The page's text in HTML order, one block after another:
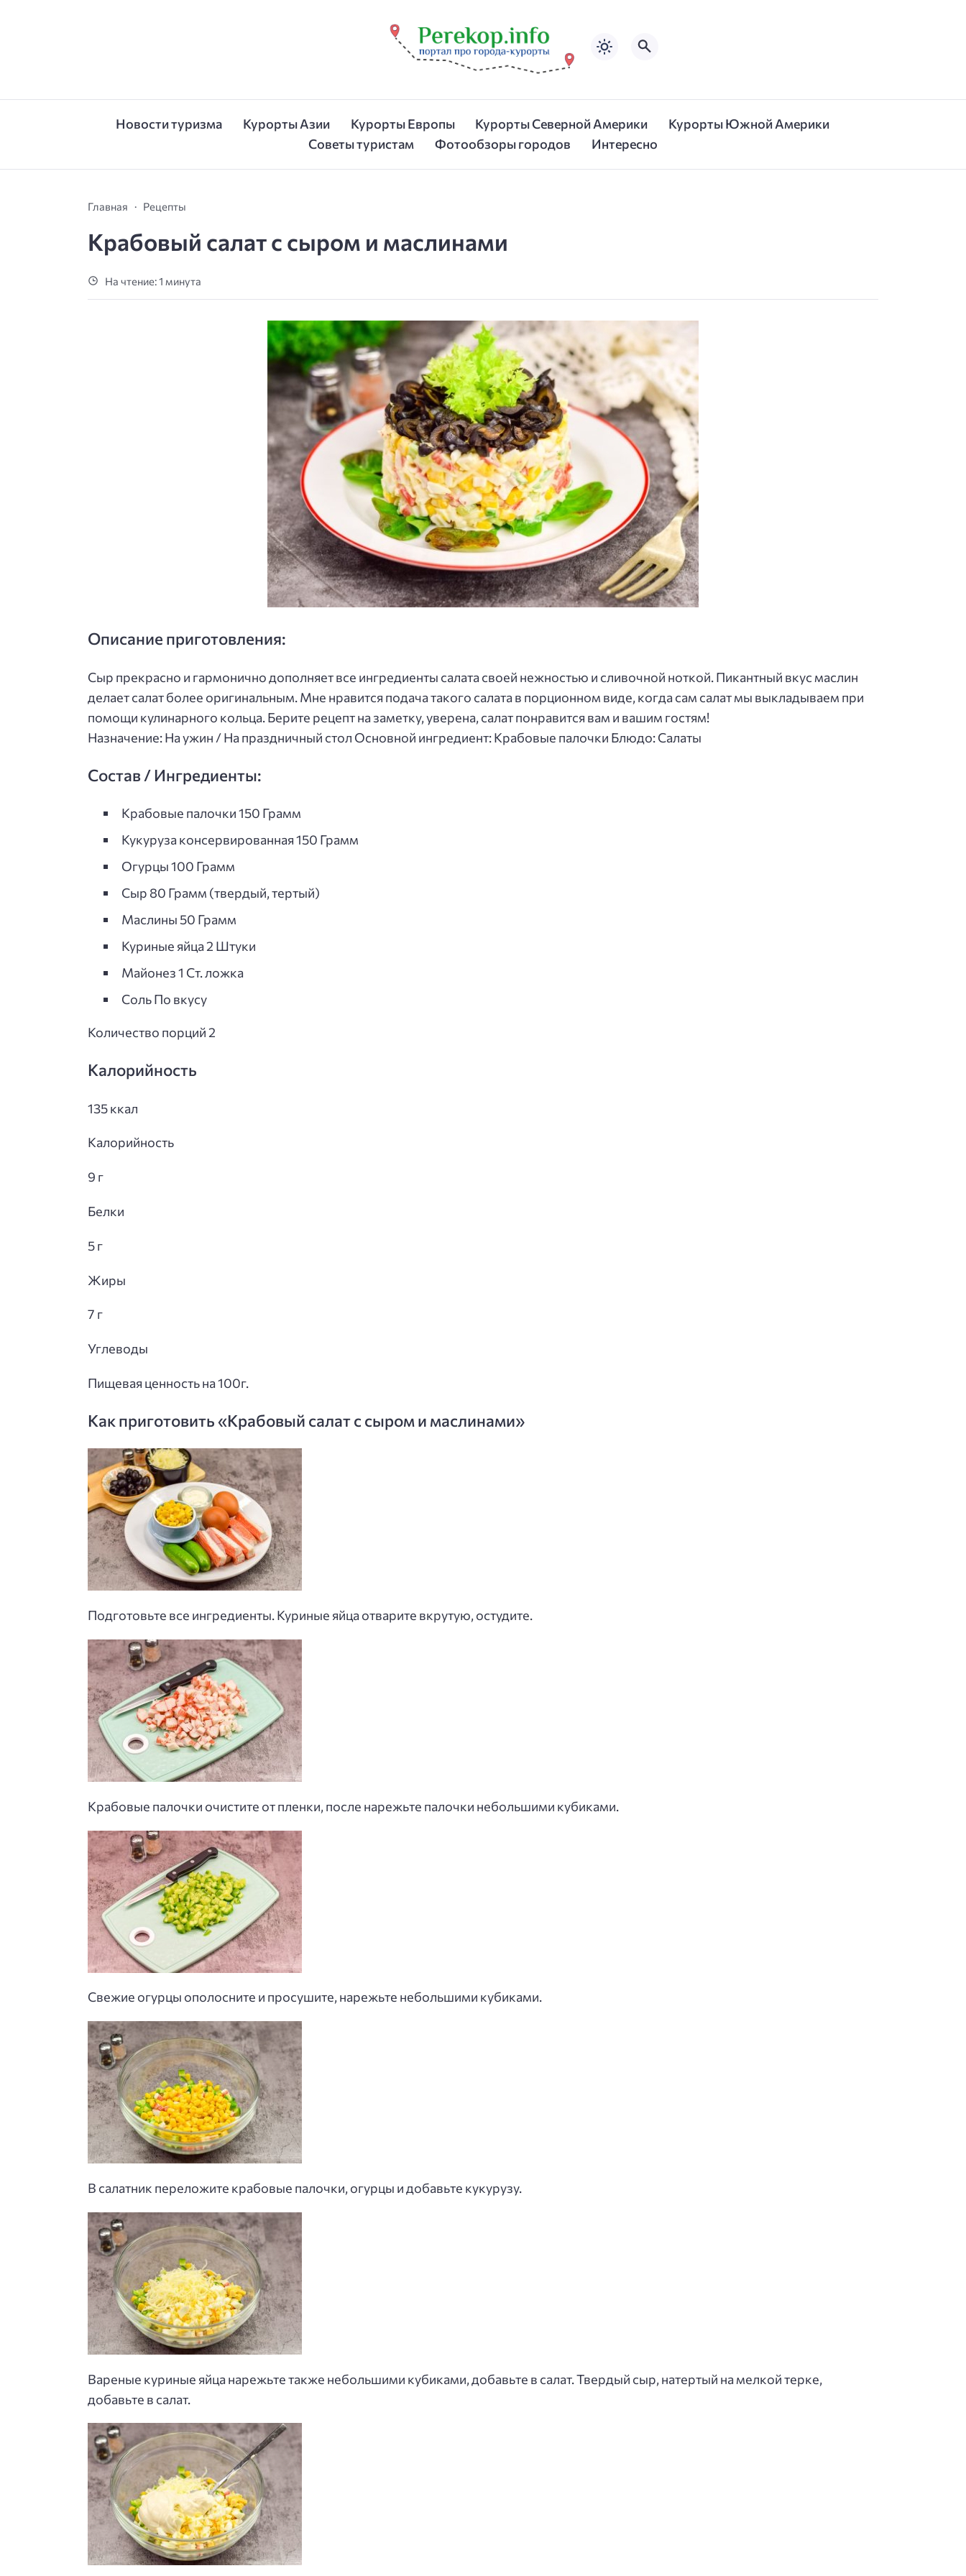
Новости туризма Курорты Азии Курорты Европы Курорты Северной Америки
Курорты Южной Америки
Советы туристам
Фотообзоры городов Интересно
Главная Рецепты
Крабовый салат с сыром и маслинами
На чтение: 1 минута
Описание приготовления:
Сыр прекрасно и гармонично дополняет все ингредиенты салата своей нежностью и сливочной ноткой. Пикантный вкус маслин
делает салат более оригинальным. Мне нравится подача такого салата в порционном виде, когда сам салат мы выкладываем при
помощи кулинарного кольца. Берите рецепт на заметку, уверена, салат понравится вам и вашим гостям!
Назначение: На ужин / На праздничный стол Основной ингредиент: Крабовые палочки Блюдо: Салаты
Состав / Ингредиенты:
Крабовые палочки 150 Грамм
Кукуруза консервированная 150 Грамм
Огурцы 100 Грамм
Сыр 80 Грамм (твердый, тертый)
Маслины 50 Грамм
Куриные яйца 2 Штуки
Майонез 1 Ст. ложка
Соль По вкусу
Количество порций 2
Калорийность
135 ккал
Калорийность
9 г
Белки
5 г
Жиры
7 г
Углеводы
Пищевая ценность на 100г.
Как приготовить «Крабовый салат с сыром и маслинами»
Подготовьте все ингредиенты. Куриные яйца отварите вкрутую, остудите.
Крабовые палочки очистите от пленки, после нарежьте палочки небольшими кубиками.
Свежие огурцы ополосните и просушите, нарежьте небольшими кубиками.
В салатник переложите крабовые палочки, огурцы и добавьте кукурузу.
Вареные куриные яйца нарежьте также небольшими кубиками, добавьте в салат. Твердый сыр, натертый на мелкой терке,
добавьте в салат.